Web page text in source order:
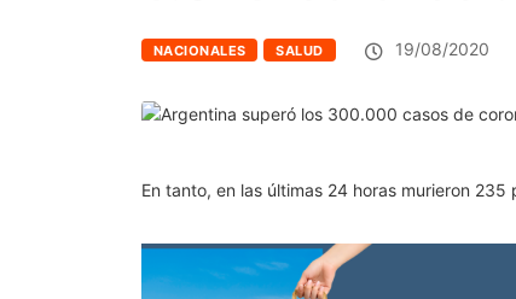
NACIONALES SALUD 19/08/2020
En tanto, en las últimas 24 horas murieron